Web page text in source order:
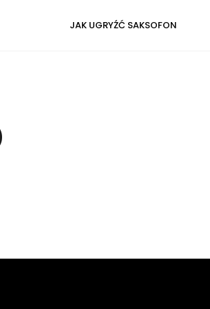
JAK UGRYŹĆ SAKSOFON